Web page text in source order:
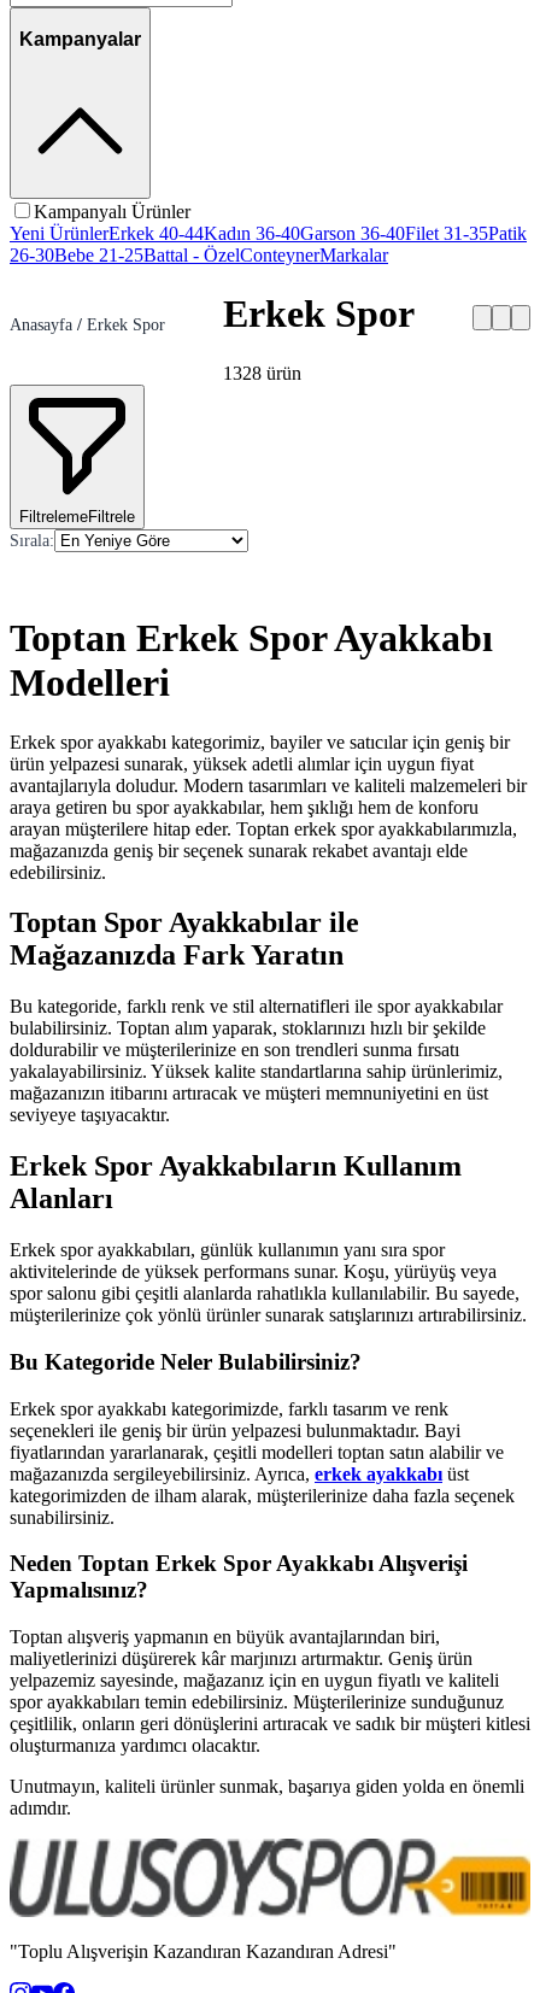
Kampanyalar
Kampanyalı Ürünler
Yeni ÜrünlerErkek 40-44Kadın 36-40Garson 36-40Filet 31-35Patik
26-30Bebe 21-25Battal - ÖzelConteynerMarkalar
Anasayfa / Erkek Spor Erkek Spor
1328 ürün
FiltrelemeFiltrele
Sırala:
Toptan Erkek Spor Ayakkabı
Modelleri
Erkek spor ayakkabı kategorimiz, bayiler ve satıcılar için geniş bir
ürün yelpazesi sunarak, yüksek adetli alımlar için uygun fiyat
avantajlarıyla doludur. Modern tasarımları ve kaliteli malzemeleri bir
araya getiren bu spor ayakkabılar, hem şıklığı hem de konforu
arayan müşterilere hitap eder. Toptan erkek spor ayakkabılarımızla,
mağazanızda geniş bir seçenek sunarak rekabet avantajı elde
edebilirsiniz.
Toptan Spor Ayakkabılar ile
Mağazanızda Fark Yaratın
Bu kategoride, farklı renk ve stil alternatifleri ile spor ayakkabılar
bulabilirsiniz. Toptan alım yaparak, stoklarınızı hızlı bir şekilde
doldurabilir ve müşterilerinize en son trendleri sunma fırsatı
yakalayabilirsiniz. Yüksek kalite standartlarına sahip ürünlerimiz,
mağazanızın itibarını artıracak ve müşteri memnuniyetini en üst
seviyeye taşıyacaktır.
Erkek Spor Ayakkabıların Kullanım
Alanları
Erkek spor ayakkabıları, günlük kullanımın yanı sıra spor
aktivitelerinde de yüksek performans sunar. Koşu, yürüyüş veya
spor salonu gibi çeşitli alanlarda rahatlıkla kullanılabilir. Bu sayede,
müşterilerinize çok yönlü ürünler sunarak satışlarınızı artırabilirsiniz.
Bu Kategoride Neler Bulabilirsiniz?
Erkek spor ayakkabı kategorimizde, farklı tasarım ve renk
seçenekleri ile geniş bir ürün yelpazesi bulunmaktadır. Bayi
fiyatlarından yararlanarak, çeşitli modelleri toptan satın alabilir ve
mağazanızda sergileyebilirsiniz. Ayrıca, erkek ayakkabı üst
kategorimizden de ilham alarak, müşterilerinize daha fazla seçenek
sunabilirsiniz.
Neden Toptan Erkek Spor Ayakkabı Alışverişi
Yapmalısınız?
Toptan alışveriş yapmanın en büyük avantajlarından biri,
maliyetlerinizi düşürerek kâr marjınızı artırmaktır. Geniş ürün
yelpazemiz sayesinde, mağazanız için en uygun fiyatlı ve kaliteli
spor ayakkabıları temin edebilirsiniz. Müşterilerinize sunduğunuz
çeşitlilik, onların geri dönüşlerini artıracak ve sadık bir müşteri kitlesi
oluşturmanıza yardımcı olacaktır.
Unutmayın, kaliteli ürünler sunmak, başarıya giden yolda en önemli
adımdır.
"Toplu Alışverişin Kazandıran Kazandıran Adresi"